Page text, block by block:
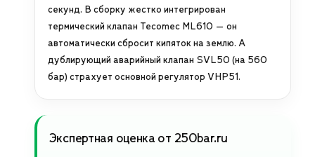
секунд. В сборку жестко интегрирован
термический клапан Tecomec ML610 — он
автоматически сбросит кипяток на землю. А
дублирующий аварийный клапан SVL50 (на 560
бар) страхует основной регулятор VHP51.
Экспертная оценка от 250bar.ru